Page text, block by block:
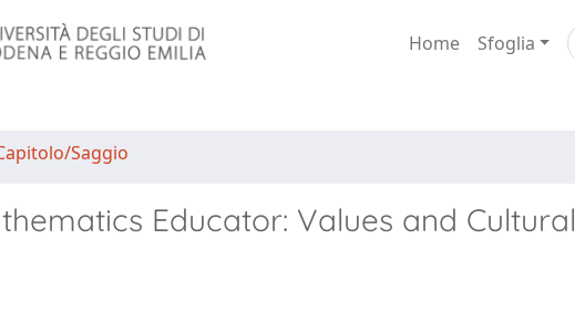
Home Sfoglia
Saggio
Educator: Values and Cultural